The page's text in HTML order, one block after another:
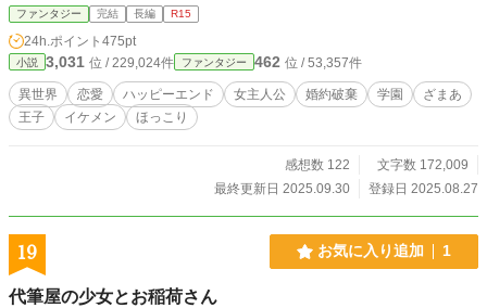
っていく。幼い頃から王子の隣で育ち、未来の王妃として教育を受けてきたロー
ゼ――その誇り高き公爵令嬢が、今まさに公開の場で突き放されたのだ。 アル
ベルトは勝ち誇る笑みを浮かべ、隣に立つ淡いピンク髪の少女ミーアを差し置
き、「おれはこの天使を選ぶ」と宣言した。ミーアは目を潤ませ、か細い声で応
じる。取り巻きの貴族たちも次々にローゼの罪を指摘し、アーサーやマッスルと
いった証人が証言を加えることで、非難の声は広間を震わせた。 ローゼは必死
に抗う。「わたしは何もしていない……」だが、王子の視線と群衆の圧力の前に
る。近衛兵に両腕を拘束され、引きずられるローゼ。広間には王子を讃える喝采
こもりとなった過去の記憶だった。地下牢という絶望的な空間が、彼女の心に小
さな希望を芽生えさせる。 そして――スキル《引きこもり》が発動する兆しを
見せた。絶望の牢獄は、ローゼにとって新たな力を得る場となる。《マイルー
ム》が呼び出され、誰にも侵入されない自分だけの聖域が生まれる。泣き崩れる
心に、未来への決意が灯る。ここから、ローゼの再起と逆転の物語が始まるのだ
ファンタジー 完結 長編 R15
24h.ポイント 475pt
小説 3,031 位 / 229,024件 ファンタジー 462 位 / 53,357件
異世界 恋愛 ハッピーエンド 女主人公 婚約破棄 学園
ざまあ
王子
イケメン ほっこり
感想数 122
文字数 172,009
最終更新日 2025.09.30
登録日 2025.08.27
19 お気に入り追加 1
代筆屋の少女とお稲荷さん